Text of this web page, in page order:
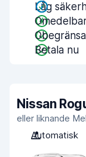
Låg
Betala nu
Nissan
eller liknande
Automatisk